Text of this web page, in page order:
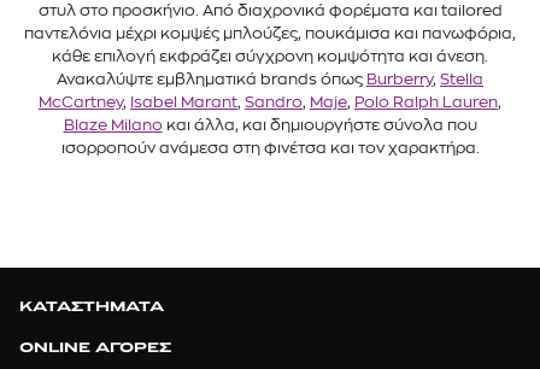
στυλ στο προσκήνιο. Από διαχρονικά φορέματα και tailored
παντελόνια μέχρι κομψές μπλούζες, πουκάμισα και πανωφόρια,
κάθε επιλογή εκφράζει σύγχρονη κομψότητα και άνεση.
Ανακαλύψτε εμβληματικά brands όπως Burberry, Stella
McCartney, Isabel Marant, Sandro, Maje, Polo Ralph Lauren,
Blaze Milanoκαι άλλα, και δημιουργήστε σύνολα που
ισορροπούν ανάμεσα στη φινέτσα και τον χαρακτήρα.
ΚΑΤΑΣΤΗΜΑΤΑ
ONLINE ΑΓΟΡΕΣ